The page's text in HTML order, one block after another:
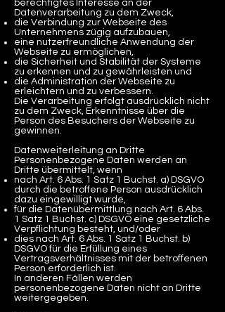
berechtigtes Interesse an der
Datenverarbeitung zu dem Zweck,
die Verbindung zur Webseite des
Unternehmens zügig aufzubauen,
eine nutzerfreundliche Anwendung der
Webseite zu ermöglichen,
die Sicherheit und Stabilität der Systeme
zu erkennen und zu gewährleisten und
die Administration der Webseite zu
erleichtern und zu verbessern.
Die Verarbeitung erfolgt ausdrücklich nicht
zu dem Zweck, Erkenntnisse über die
Person des Besuchers der Webseite zu
gewinnen.
Datenweiterleitung an Dritte
Personenbezogene Daten werden an
Dritte übermittelt, wenn
nach Art. 6 Abs. 1 Satz 1 Buchst. a) DSGVO
durch die betroffene Person ausdrücklich
dazu eingewilligt wurde,
für die Datenübermittlung nach Art. 6 Abs.
1 Satz 1 Buchst. c) DSGVO eine gesetzliche
Verpflichtung besteht, und/oder
dies nach Art. 6 Abs. 1 Satz 1 Buchst. b)
DSGVO für die Erfüllung eines
Vertragsverhältnisses mit der betroffenen
Person erforderlich ist.
In anderen Fällen werden
personenbezogene Daten nicht an Dritte
weitergegeben.